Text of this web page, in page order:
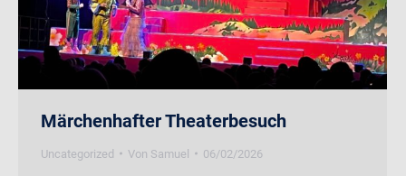
Märchenhafter Theaterbesuch
Uncategorized Von Samuel 06/02/2026